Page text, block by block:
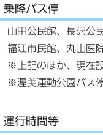
乗降バス停
山田公民館、長沢公
福江市民館、丸山医
※上記のほか、現在
※渥美運動公園バス
運行時間等